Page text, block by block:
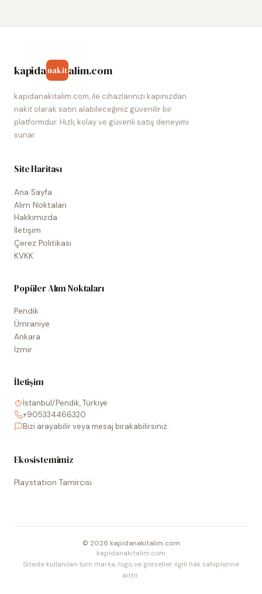
kapidanakitalim.com
kapidanakitalim.com, ile cihazlarınızı kapınızdan
nakit olarak satın alabileceğiniz güvenilir bir
platformdur. Hızlı, kolay ve güvenli satış deneyimi
sunar.
Site Haritası
Ana Sayfa
Alım Noktaları
Hakkımızda
İletişim
Çerez Politikası
KVKK
Popüler Alım Noktaları
Pendik
Ümraniye
Ankara
İzmir
İletişim
İstanbul/Pendik, Türkiye
+905334466320
Bizi arayabilir veya mesaj bırakabilirsiniz.
Ekosistemimiz
Playstation Tamircisi
© 2026 kapidanakitalim.com
kapidanakitalim.com
Sitede kullanılan tüm marka, logo ve görseller ilgili hak sahiplerine
aittir.